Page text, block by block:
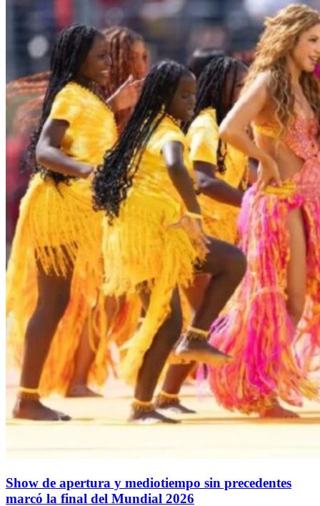
Show de apertura y mediotiempo sin precedentes
marcó la final del Mundial 2026